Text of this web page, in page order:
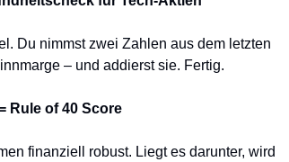
Du nimmst zwei Zahlen aus dem letzten
– und addierst sie. Fertig.
Rule of 40 Score
finanziell robust. Liegt es darunter, wird